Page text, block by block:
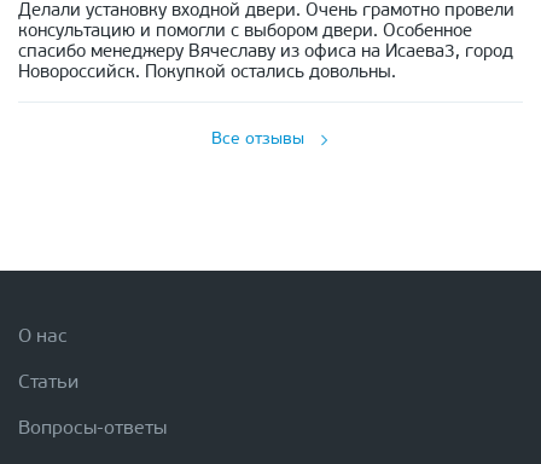
Делали установку входной двери. Очень грамотно провели
консультацию и помогли с выбором двери. Особенное
спасибо менеджеру Вячеславу из офиса на Исаева3, город
Новороссийск. Покупкой остались довольны.
Все отзывы
О нас
Статьи
Вопросы-ответы